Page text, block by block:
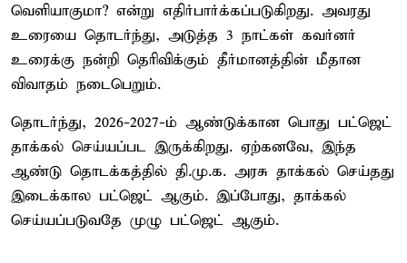
வெளியாகுமா? என்று எதிர்பார்க்கப்படுகிறது. அவரது
உரையை தொடர்ந்து, அடுத்த 3 நாட்கள் கவர்னர்
உரைக்கு நன்றி தெரிவிக்கும் தீர்மானத்தின் மீதான
விவாதம் நடைபெறும்.
தொடர்ந்து, 2026-2027-ம் ஆண்டுக்கான பொது பட்ஜெட்
தாக்கல் செய்யப்பட இருக்கிறது. ஏற்கனவே, இந்த
ஆண்டு தொடக்கத்தில் தி.மு.க. அரசு தாக்கல் செய்தது
இடைக்கால பட்ஜெட் ஆகும். இப்போது, தாக்கல்
செய்யப்படுவதே முழு பட்ஜெட் ஆகும்.